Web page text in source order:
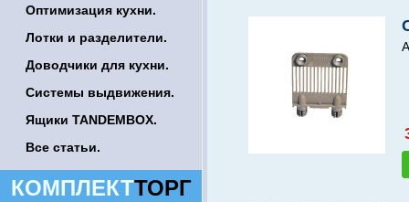
Оптимизация кухни.
Лотки и разделители.
Доводчики для кухни.
Системы выдвижения.
Ящики TANDEMBOX.
Все статьи.
КОМПЛЕКТТОРГ